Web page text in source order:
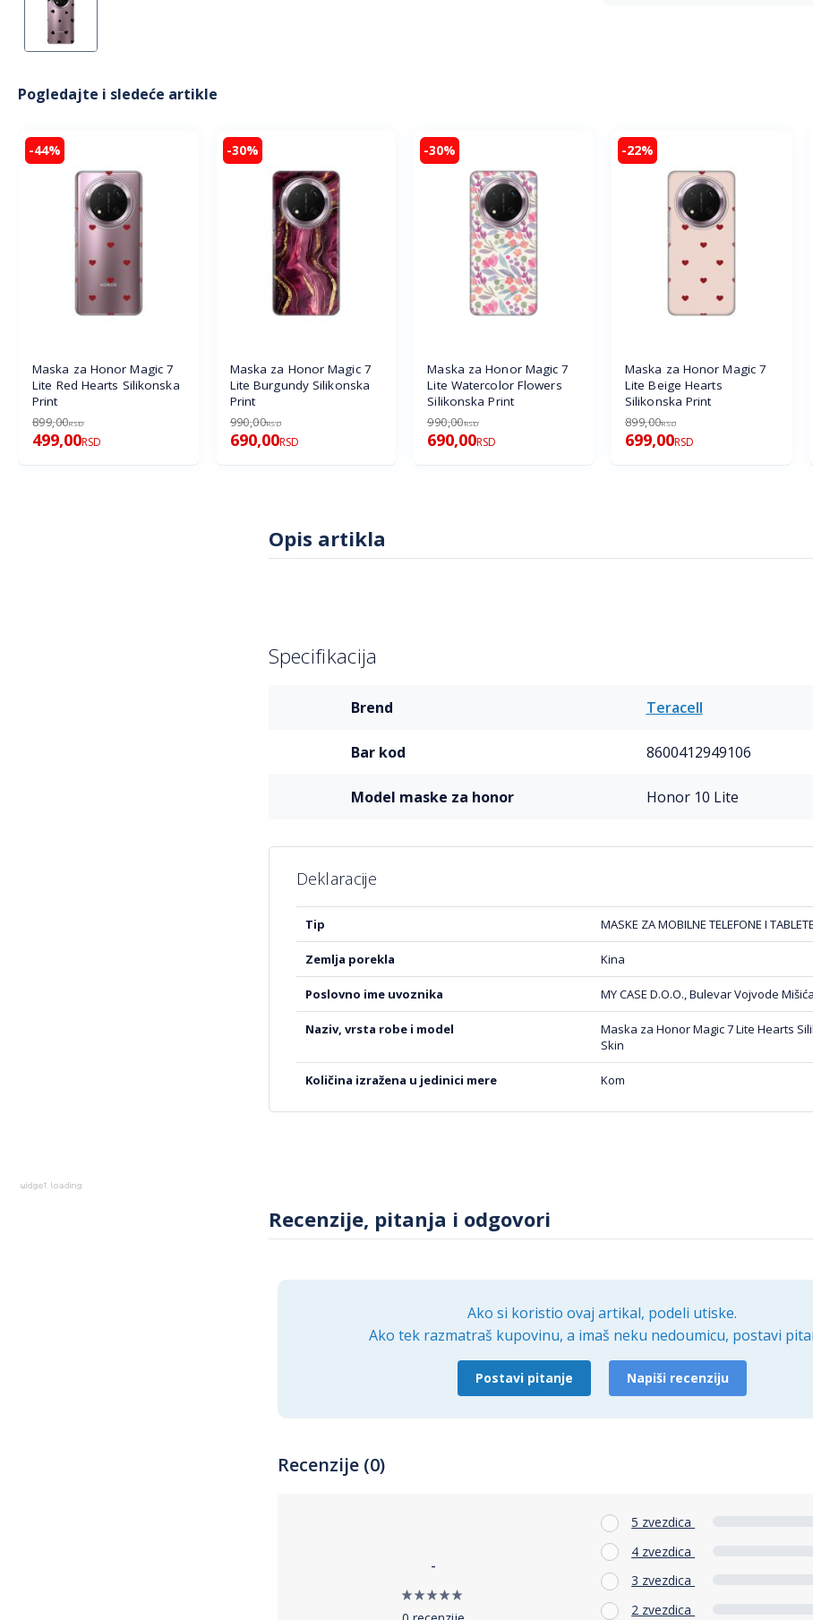
Pogledajte i sledeće artikle
-44%
Maska za Honor Magic 7
Lite Red Hearts Silikonska
Print
899,00RSD
499,00RSD
-30%
Maska za Honor Magic 7
Lite Burgundy Silikonska
Print
990,00RSD
690,00RSD
-30%
Maska za Honor Magic 7
Lite Watercolor Flowers
Silikonska Print
990,00RSD
690,00RSD
-22%
Maska za Honor Magic 7
Lite Beige Hearts
Silikonska Print
899,00RSD
699,00RSD
Opis artikla
Specifikacija
brend Teracell
bar kod 8600412949106
model maske za honor Honor 10 Lite
Deklaracije
Više
informacija
tip MASKE ZA MOBILNE TELEFONE I TABLETE
zemlja porekla Kina
poslovno ime uvoznika MY CASE D.O.O., Bulevar Vojvode
naziv, vrsta robe i model
Maska za Honor Magic 7 Lite Hearts
Skin
količina izražena u jedinici mere Kom
Recenzije, pitanja i odgovori
Ako si koristio ovaj artikal, podeli utiske.
Ako tek razmatraš kupovinu, a imaš neku nedoumicu, postavi
Postavi pitanje Napiši recenziju
Recenzije (0)
-
5 zvezdica
4 zvezdica
3 zvezdica
2 zvezdica